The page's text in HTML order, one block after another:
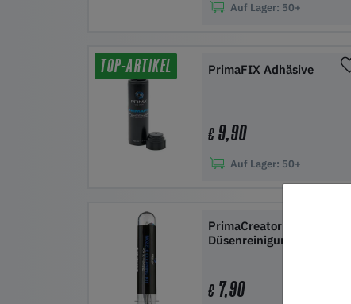
Auf Lager: 50+
In den Warenkorb
TOP-ARTIKEL PrimaFIX Adhäsive
€9,90
Auf Lager: 50+
PrimaCreator
Düsenreinigungsset
€ 7,90